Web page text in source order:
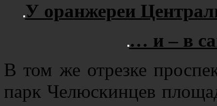
У оранжереи
… и – в
В том же отрезке
парк Челюскинцев